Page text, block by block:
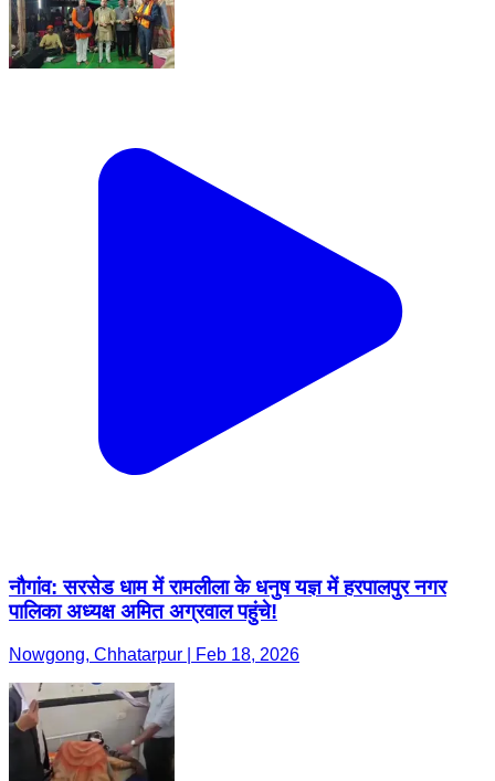
नौगांव: सरसेड धाम में रामलीला के धनुष यज्ञ में हरपालपुर नगर
पालिका अध्यक्ष अमित अग्रवाल पहुंचे!
Nowgong, Chhatarpur | Feb 18, 2026